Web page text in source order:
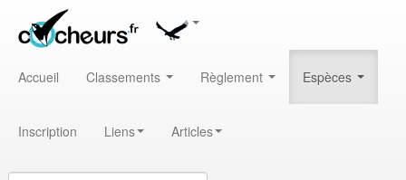
Accueil Classements Règlement Espèces
Inscription Liens Articles